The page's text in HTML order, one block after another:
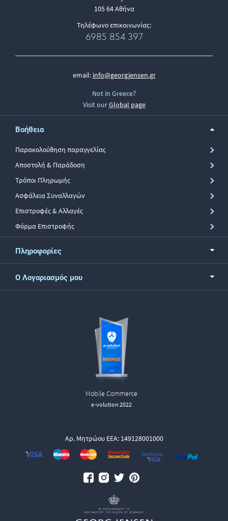
105 64 Αθήνα
Τηλέφωνο επικοινωνίας:
6985 854 397
email: info@georgjensen.gr
Not in Greece?
Visit ourGlobal page
Βοήθεια
Παρακολούθηση παραγγελίας
Αποστολή & Παράδοση
Τρόποι Πληρωμής
Ασφάλεια Συναλλαγών
Επιστροφές & Αλλαγές
Φόρμα Επιστροφής
Πληροφορίες
Ο Λογαριασμός μου
Mobile Commerce
e-volution 2022
Αρ. Μητρώου ΕΕΑ: 149128001000